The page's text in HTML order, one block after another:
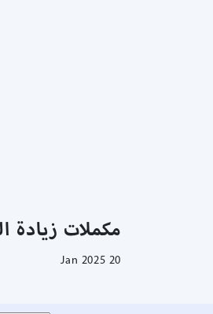
مكملات زيادة
20 Jan 2025